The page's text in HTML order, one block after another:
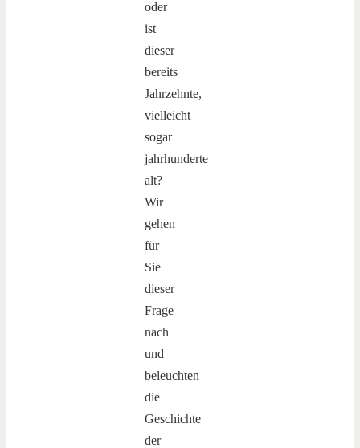
oder
ist
dieser
bereits
Jahrzehnte,
vielleicht
sogar
jahrhunderte
alt?
Wir
gehen
für
Sie
dieser
Frage
nach
und
beleuchten
die
Geschichte
der